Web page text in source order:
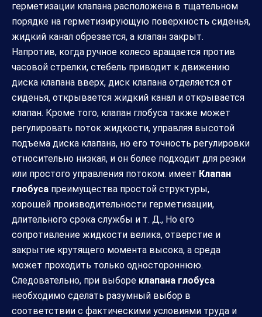
герметизации клапана расположена в тщательном
порядке на герметизирующую поверхность сиденья,
жидкий канал обрезается, а клапан закрыт.
Напротив, когда ручное колесо вращается против
часовой стрелки, стебель приводит к движению
диска клапана вверх, диск клапана отделяется от
сиденья, открывается жидкий канал и открывается
клапан. Кроме того, клапан глобуса также может
регулировать поток жидкости, управляя высотой
подъема диска клапана, но его точность регулировки
относительно низкая, и он более подходит для резки
или простого управления потоком. имеет Клапан
глобуса преимущества простой структуры,
хорошей производительности герметизации,
длительного срока службы и т. Д., Но его
сопротивление жидкости велика, отверстие и
закрытие крутящего момента высока, а среда
может проходить только одностороннюю.
Следовательно, при выборе клапана глобуса
необходимо сделать разумный выбор в
соответствии с фактическими условиями труда и